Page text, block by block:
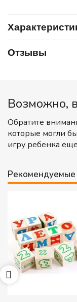
Отзывы
Возможно,
Обратите
которые могли
игру ребенка
Рекомендуемые